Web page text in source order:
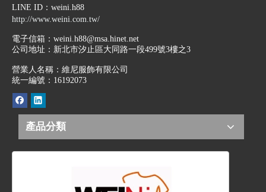
LINE ID ：weini.h88
http://www.weini.com.tw/
電子信箱： weini.h88@msa.hinet.net
公司地址： 新北市汐止區大同路一段499號3樓之3
營業人名稱：維尼服飾有限公司
統一編號：16192073
產品分類